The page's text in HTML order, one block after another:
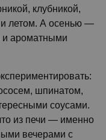
клубникой,
и летом. А осенью —
и ароматными
шпинатом,
соусами.
из печи — именно
вечерами с